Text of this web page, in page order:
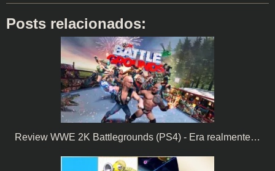
Posts relacionados:
Review WWE 2K Battlegrounds (PS4) - Era realmente…